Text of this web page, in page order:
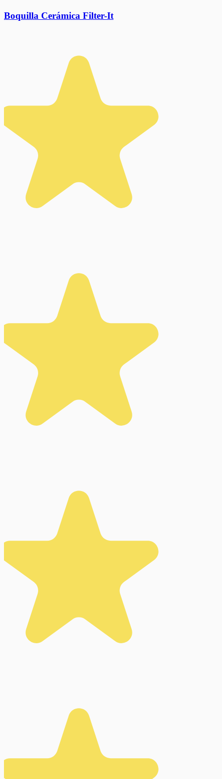
Boquilla Cerámica Filter-It